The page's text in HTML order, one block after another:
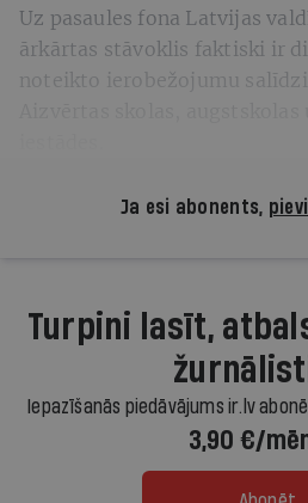
Uz pasaules fona Latvijas
ārkārtas stāvoklis faktiski ir
noteikto ierobežojumu
Ja esi abonents,
Turpini lasīt,
Iepazīšanās piedāvājums ir.lv
3,90 €/